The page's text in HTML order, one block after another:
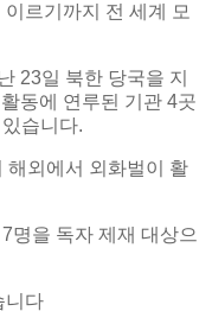
르기까지 전 세계 모
23일 북한 당국을 지
동에 연루된 기관 4곳
습니다.
해외에서 외화벌이 활
명을 독자 제재 대상으
니다